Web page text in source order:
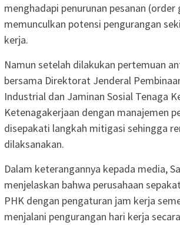
menghadapi penurunan pesanan (order
memunculkan potensi pengurangan
kerja.
Namun setelah dilakukan pertemuan
bersama Direktorat Jenderal
Industrial dan Jaminan Sosial Tenaga
Ketenagakerjaan dengan manajemen
disepakati langkah mitigasi sehingga
dilaksanakan.
Dalam keterangannya kepada media,
menjelaskan bahwa perusahaan
PHK dengan pengaturan jam kerja
menjalani pengurangan hari kerja